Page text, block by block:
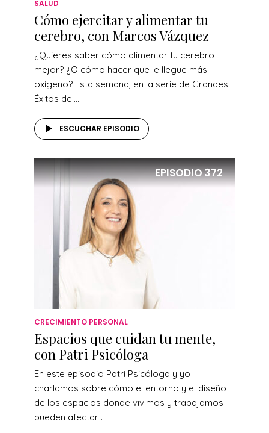
SALUD
Cómo ejercitar y alimentar tu
cerebro, con Marcos Vázquez
¿Quieres saber cómo alimentar tu cerebro
mejor? ¿O cómo hacer que le llegue más
oxígeno? Esta semana, en la serie de Grandes
Éxitos del...
ESCUCHAR EPISODIO
EPISODIO372
CRECIMIENTO PERSONAL
Espacios que cuidan tu mente,
con Patri Psicóloga
En este episodio Patri Psicóloga y yo
charlamos sobre cómo el entorno y el diseño
de los espacios donde vivimos y trabajamos
pueden afectar...